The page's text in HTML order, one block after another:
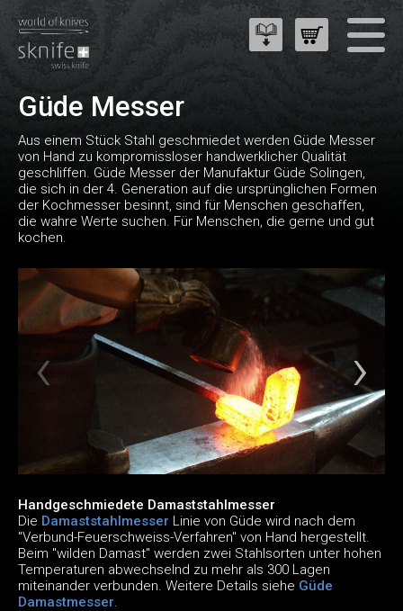
Güde Messer
Aus einem Stück Stahl geschmiedet werden Güde Messer
von Hand zu kompromissloser handwerklicher Qualität
geschliffen. Güde Messer der Manufaktur Güde Solingen,
die sich in der 4. Generation auf die ursprünglichen Formen
der Kochmesser besinnt, sind für Menschen geschaffen,
die wahre Werte suchen. Für Menschen, die gerne und gut
kochen.
Handgeschmiedete Damaststahlmesser
Die Damaststahlmesser Linie von Güde wird nach dem
"Verbund-Feuerschweiss-Verfahren" von Hand hergestellt.
Beim "wilden Damast" werden zwei Stahlsorten unter hohen
Temperaturen abwechselnd zu mehr als 300 Lagen
miteinander verbunden. Weitere Details siehe Güde
Damastmesser.